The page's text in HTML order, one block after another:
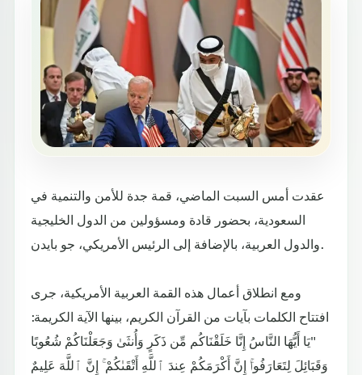
عقدت أمس السبت الماضي، قمة جدة للأمن والتنمية في
السعودية، بحضور قادة ومسؤولين من الدول الخليجية
والدول العربية، بالإضافة إلى الرئيس الأمريكي، جو بايدن.
ومع انطلاق أعمال هذه القمة العربية الأمريكية، جرى
افتتاح الكلمات بآيات من القرآن الكريم، بينها الآية الكريمة:
"يَا أَيُّهَا النَّاسُ إِنَّا خَلَقْنَاكُم مِّن ذَكَرٍ وَأُنثَىٰ وَجَعَلْنَاكُمْ شُعُوبًا
وَقَبَائِلَ لِتَعَارَفُواۚ إِنَّ أَكْرَمَكُمْ عِندَ ٱللَّهِ أَتْقَىٰكُمْ ۚ إِنَّ ٱللَّهَ عَلِيمٌ